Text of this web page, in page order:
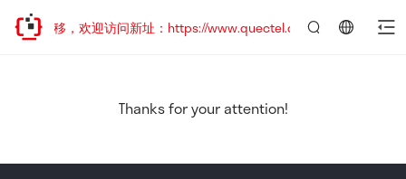
址已迁移，欢迎访问新址：https://www.quectel.com.cn
Thanks for your attention!